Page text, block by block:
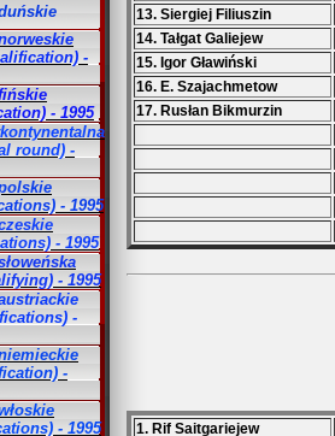
-
- 1995
round) -
- 1995
- 1995
- 1995
-
-
- 1995
13. Siergiej Filiuszin
14. Tałgat Galiejew
15. Igor Gławiński
16. E. Szajachmetow
17. Rusłan Bikmurzin
1. Rif Saitgariejew